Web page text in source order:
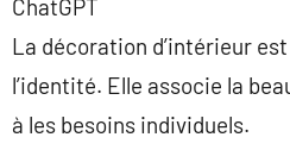
ChatGPT
La décoration d’intérieur
l’identité. Elle associe la
à les besoins individuels.